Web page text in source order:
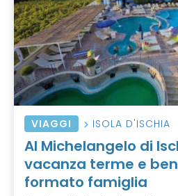
VIAGGI ISOLA D'ISCHIA
Al Michelangelo di
vacanza terme e
formato famiglia